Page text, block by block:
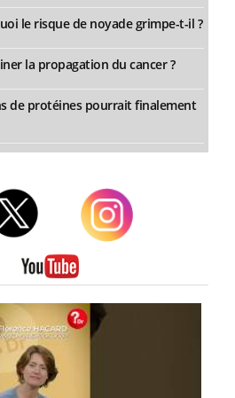
le risque de noyade grimpe-t-il ?
la propagation du cancer ?
de protéines pourrait finalement